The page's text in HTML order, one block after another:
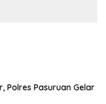
Polres Pasuruan Gelar